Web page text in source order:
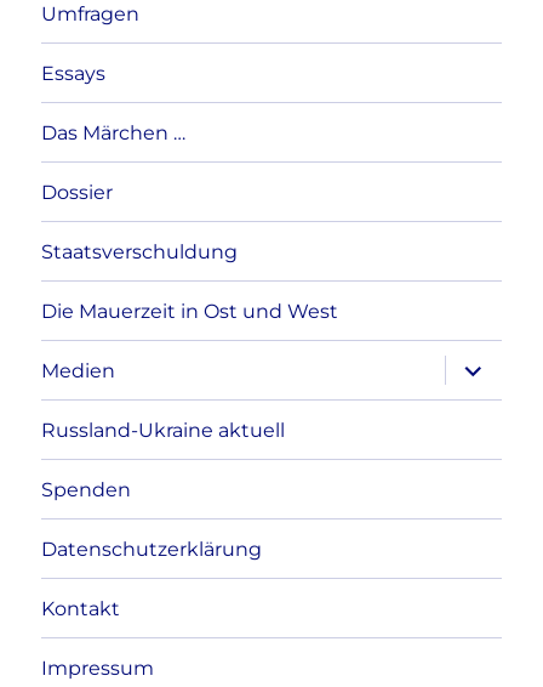
Umfragen
Essays
Das Märchen …
Dossier
Staatsverschuldung
Die Mauerzeit in Ost und West
Medien
anzeigen
Russland-Ukraine aktuell
Spenden
Datenschutzerklärung
Kontakt
Impressum